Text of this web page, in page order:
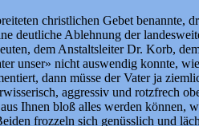
christlichen Gebet
deutliche Ablehnung der
dem Anstaltsleiter Dr. Korb,
unser» nicht auswendig konnte,
dann müsse der Vater ja
aggressiv und rotzfrech
Ihnen bloß alles werden können,
frozzeln sich genüsslich und